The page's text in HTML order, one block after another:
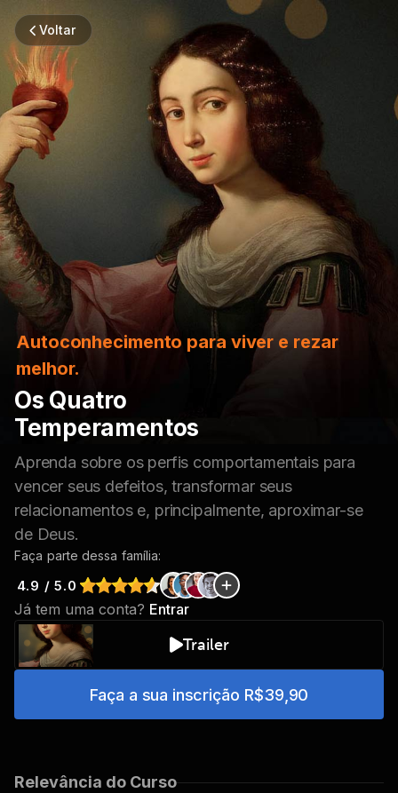
Voltar
Autoconhecimento para viver e rezar
melhor.
Os Quatro
Temperamentos
Aprenda sobre os perfis comportamentais para
vencer seus defeitos, transformar seus
relacionamentos e, principalmente, aproximar-se
de Deus.
Já tem uma conta? Entrar
Faça a sua inscrição R$39,90
Trailer
Faça parte dessa família:
4.9 / 5.0
Relevância do Curso